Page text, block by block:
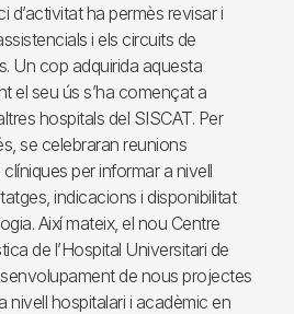
d’activitat ha permès revisar i
i els circuits de
Un cop adquirida aquesta
el seu ús s’ha començat a
hospitals del SISCAT. Per
se celebraran reunions
per informar a nivell
indicacions i disponibilitat
Així mateix, el nou Centre
de l’Hospital Universitari de
de nous projectes
nivell hospitalari i acadèmic en